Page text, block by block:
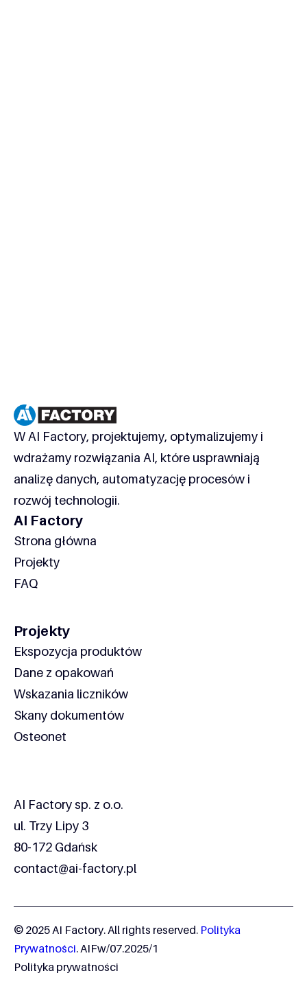
W AI Factory, projektujemy, optymalizujemy i
wdrażamy rozwiązania AI, które usprawniają
analizę danych, automatyzację procesów i
rozwój technologii.
AI Factory
Strona główna
Projekty
FAQ
Projekty
Ekspozycja produktów
Dane z opakowań
Wskazania liczników
Skany dokumentów
Osteonet
AI Factory sp. z o.o.
ul. Trzy Lipy 3
80-172 Gdańsk
contact@ai-factory.pl
© 2025 AI Factory. All rights reserved. Polityka
Prywatności. AIFw/07.2025/1
Polityka prywatności